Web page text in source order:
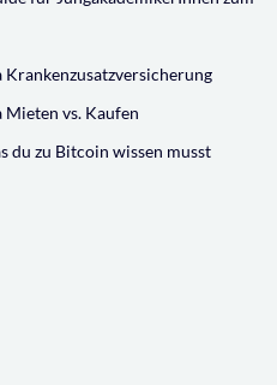
vs. Kaufen
du zu Bitcoin wissen musst